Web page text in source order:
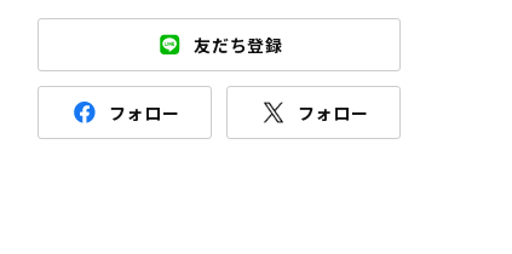
友だち登録
フォロー フォロー